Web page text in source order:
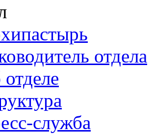
отдела
служба